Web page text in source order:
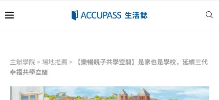
主辦學院 > 場地推薦 >
【樂暢親子共學空間】是家也是學校，延續三代
幸福共學空間